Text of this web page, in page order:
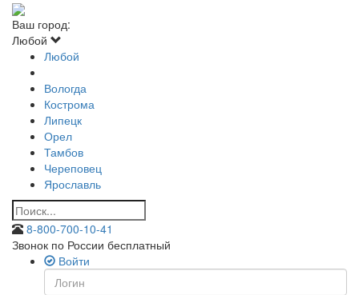
Ваш город:
Любой
Любой
Вологда
Кострома
Липецк
Орел
Тамбов
Череповец
Ярославль
8-800-700-10-41
Звонок по России бесплатный
Войти